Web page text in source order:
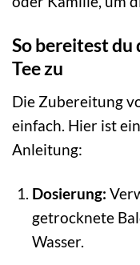
So bereitest
Tee zu
Die Zubereitung
einfach. Hier ist
Anleitung:
Dosierung:
getrocknete
Wasser.